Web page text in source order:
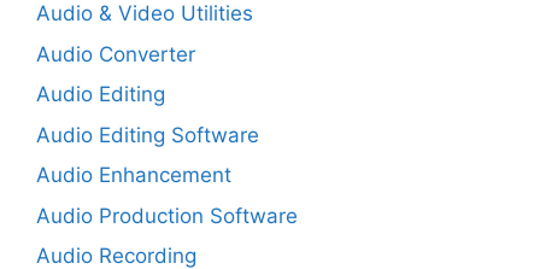
Audio & Video Utilities
Audio Converter
Audio Editing
Audio Editing Software
Audio Enhancement
Audio Production Software
Audio Recording